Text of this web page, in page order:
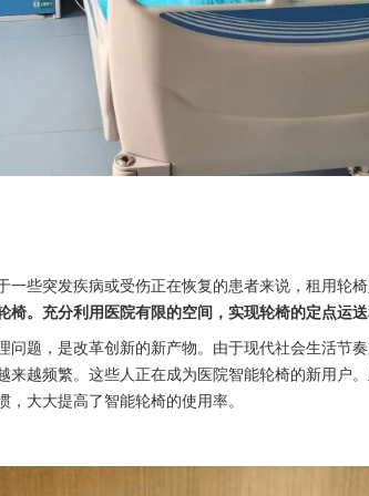
些突发疾病或受伤正在恢复的患者来说，租用轮椅
。充分利用医院有限的空间，实现轮椅的定点运送
题，是改革创新的新产物。由于现代社会生活节
越频繁。这些人正在成为医院智能轮椅的新用户
大大提高了智能轮椅的使用率。